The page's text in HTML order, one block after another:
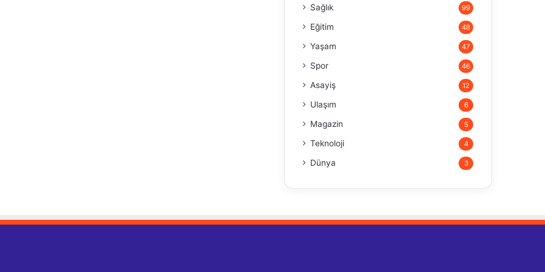
Sağlık 99
Eğitim 48
Yaşam 47
Spor 46
Asayiş 12
Ulaşım 6
Magazin 5
Teknoloji 4
Dünya 3